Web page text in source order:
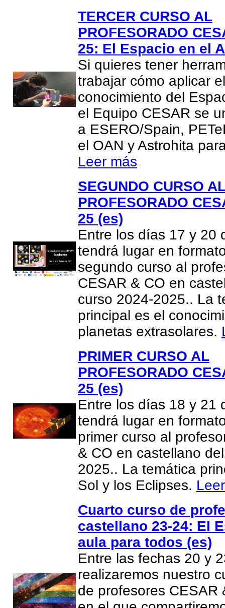
TERCER CURSO AL
PROFESORADO
25: El Espacio en el
Si quieres tener
trabajar cómo aplicar el
conocimiento del
el Equipo CESAR se
a ESERO/Spain,
el OAN y Astrohita
Leer más
SEGUNDO CURSO
PROFESORADO
25 (es)
Entre los días 17 y 20
tendrá lugar en
segundo curso al
CESAR & CO en
curso 2024-2025.. La
principal es el
planetas extrasolares.
PRIMER CURSO AL
PROFESORADO
25 (es)
Entre los días 18 y 21
tendrá lugar en
primer curso al
& CO en castellano
2025.. La temática
Sol y los Eclipses.
Cuarto curso de
castellano 23-24: El
aula para todos (es)
Entre las fechas 20 y
realizaremos nuestro
de profesores CESAR